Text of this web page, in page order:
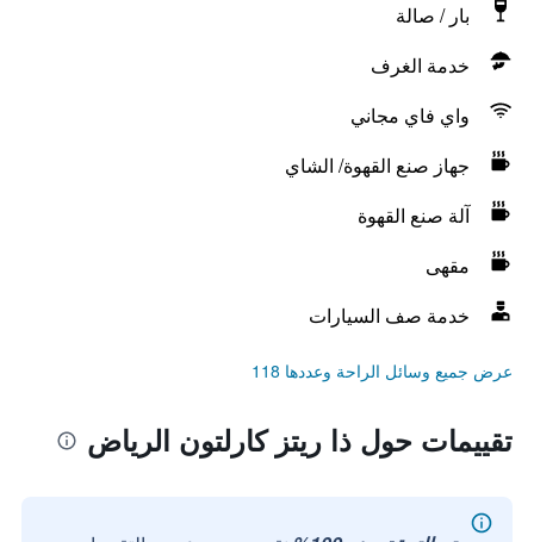
بار / صالة
خدمة الغرف
واي فاي مجاني
جهاز صنع القهوة/ الشاي
آلة صنع القهوة
مقهى
خدمة صف السيارات
عرض جميع وسائل الراحة وعددها 118
تقييمات حول ذا ريتز كارلتون الرياض